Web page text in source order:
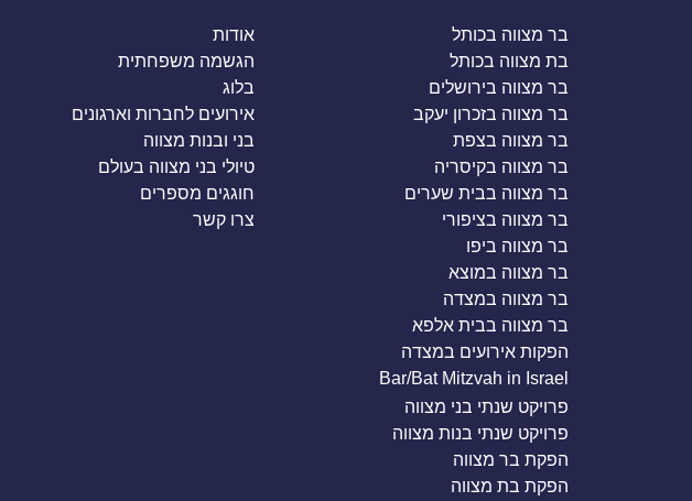
בר מצווה בכותל
בת מצווה בכותל
בר מצווה בירושלים
בר מצווה בזכרון יעקב
בר מצווה בצפת
בר מצווה בקיסריה
בר מצווה בבית שערים
בר מצווה בציפורי
בר מצווה ביפו
בר מצווה במוצא
בר מצווה במצדה
בר מצווה בבית אלפא
הפקות אירועים במצדה
Bar/Bat Mitzvah in Israel
פרויקט שנתי בני מצווה
פרויקט שנתי בנות מצווה
הפקת בר מצווה
הפקת בת מצווה
אודות
הגשמה משפחתית
בלוג
אירועים לחברות וארגונים
בני ובנות מצווה
טיולי בני מצווה בעולם
חוגגים מספרים
צרו קשר